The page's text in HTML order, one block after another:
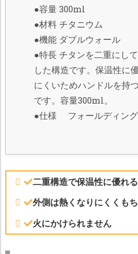
●容量 300ml
●材料 チタニウム
●機能 ダブルウォール
●特長 チタンを二重にし
した構造です。保温性に
にくいためハンドルを持
です。容量300ml。
●仕様 フォールディン
二重構造で保温性に優れる
外側は熱くなりにくくも
火にかけられません